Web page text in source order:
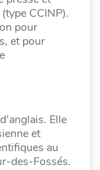
CCINP).
pour
et pour
Elle
et
au
des-Fossés.